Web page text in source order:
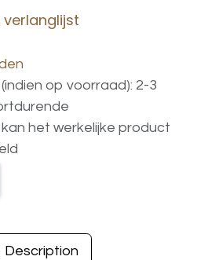
op voorraad): 2-3
kan het werkelijke product
Description